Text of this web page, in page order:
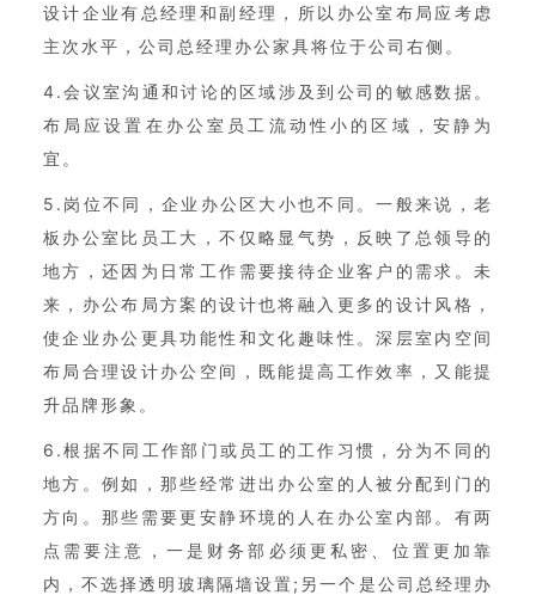
设计企业有总经理和副经理，所以办公室布局应考虑
主次水平，公司总经理办公家具将位于公司右侧。
4.会议室沟通和讨论的区域涉及到公司的敏感数据。
布局应设置在办公室员工流动性小的区域，安静为
宜。
5.岗位不同，企业办公区大小也不同。一般来说，老
板办公室比员工大，不仅略显气势，反映了总领导的
地方，还因为日常工作需要接待企业客户的需求。未
来，办公布局方案的设计也将融入更多的设计风格，
使企业办公更具功能性和文化趣味性。深层室内空间
布局合理设计办公空间，既能提高工作效率，又能提
升品牌形象。
6.根据不同工作部门或员工的工作习惯，分为不同的
地方。例如，那些经常进出办公室的人被分配到门的
方向。那些需要更安静环境的人在办公室内部。有两
点需要注意，一是财务部必须更私密、位置更加靠
内，不选择透明玻璃隔墙设置;另一个是公司总经理办